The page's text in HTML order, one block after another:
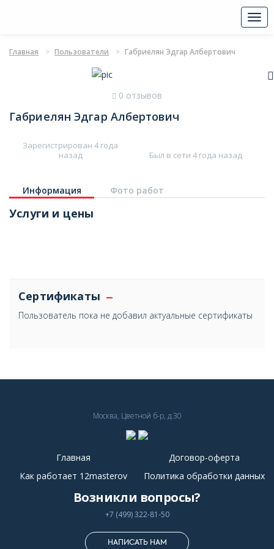
Главная Пользователи Габриелян Эдгар Албертович
0 отзывов
Габриелян Эдгар Албертович
Зарегистрирован 4 года
назад
Был в сети 4 года назад
Информация Фото работ
Услуги и цены
Сертификаты
Пользователь пока не добавил актуальные сертификаты
Москва, Цветной б-р, д.30
Главная
Договор-оферта
Как работает 12masterov
Политика обработки данных
Возникли вопросы?
+7 (499) 322-81-50
НАПИСАТЬ НАМ